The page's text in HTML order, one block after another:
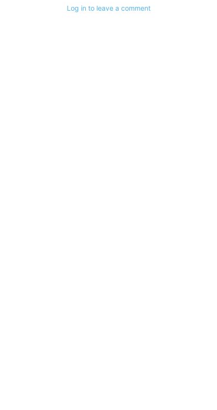
Log in to leave a comment